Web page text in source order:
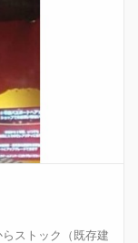
ストック（既存建